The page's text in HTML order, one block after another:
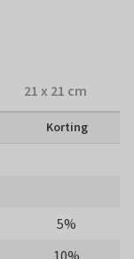
21 x 21 cm
Korting
5%